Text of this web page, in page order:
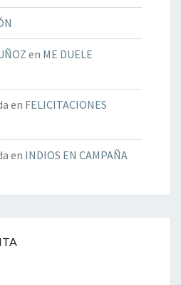
en ME DUELE
en FELICITACIONES
en INDIOS EN CAMPAÑA